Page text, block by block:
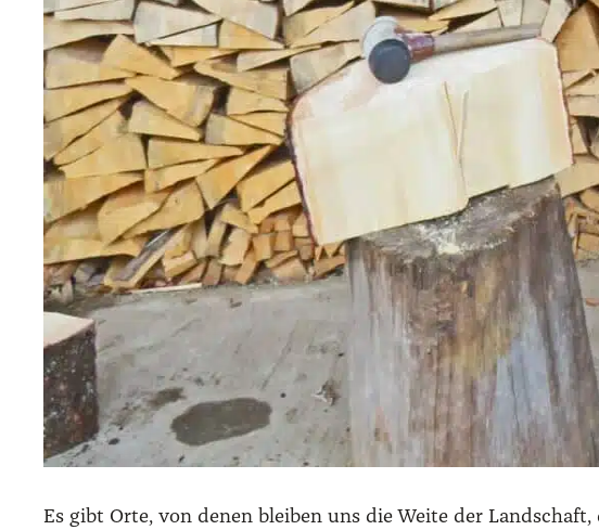
Es gibt Orte, von denen blei­ben uns die Wei­te der